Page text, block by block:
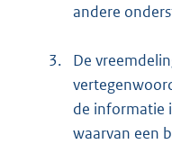
andere
3.
De
de informatie
waarvan een